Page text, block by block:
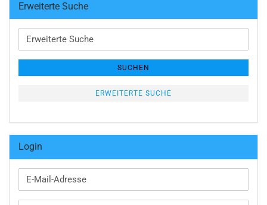
Erweiterte Suche
Erweiterte
Suche
SUCHEN
ERWEITERTE SUCHE
Login
E-
Mail-